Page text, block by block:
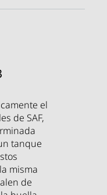
a reducir las
(Fuente:
crucial
el transporte
global de las
por las
al CO2e
creando un
el
de SAF,
tanque
misma
de